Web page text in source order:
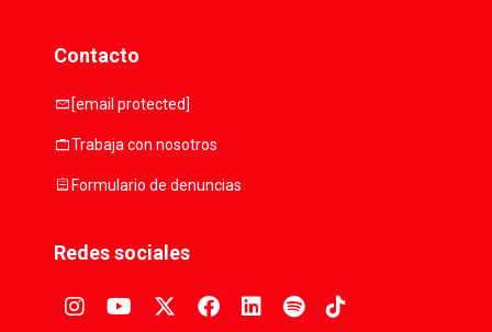
Contacto
mail [email protected]
workTrabaja con nosotros
assignmentFormulario de denuncias
Redes sociales